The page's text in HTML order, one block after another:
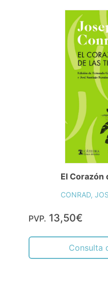
El Corazón
CONRAD,
PVP. 13,50€
Consulta